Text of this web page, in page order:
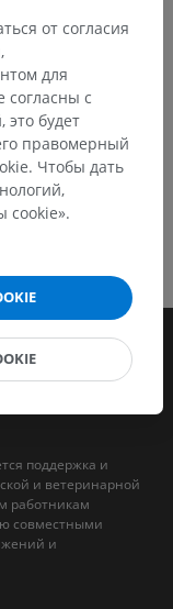
поддержка и
и ветеринарной
работникам
совместными
и
от согласия
для
согласны с
это будет
правомерный
Чтобы дать
cookie».